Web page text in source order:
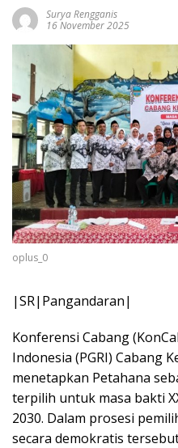
Surya Rengganis
16 November 2025
oplus_0
|SR|Pangandaran|
Konferensi Cabang
Indonesia (PGRI) Cabang
menetapkan Petahana
terpilih untuk masa bakti
2030. Dalam prosesi
secara demokratis